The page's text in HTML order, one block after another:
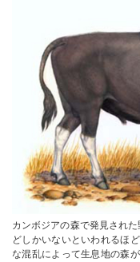
カンボジアの森で発見され
どしかいないといわれるほ
な混乱によって生息地の森